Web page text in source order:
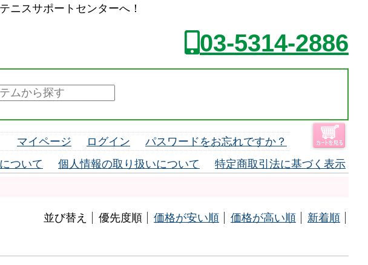
ニスサポートセンターへ！
03-5314-2886
マイページ
ログイン
パスワードをお忘れですか？
ついて
個人情報の取り扱いについて 特定商取引法に基づく表示
並び替え 優先度順 価格が安い順 価格が高い順 新着順